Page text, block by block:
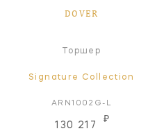
DOVER
Торшер
Signature Collection
ARN1002G-L
130 217
₽